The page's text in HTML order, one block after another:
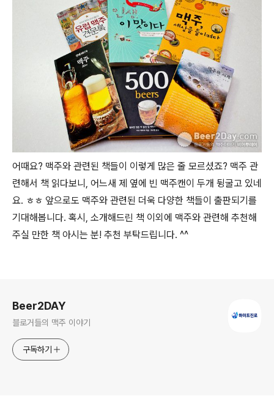
어때요? 맥주와 관련된 책들이 이렇게 많은 줄 모르셨죠? 맥주 관
련해서 책 읽다보니, 어느새 제 옆에 빈 맥주캔이 두개 뒹굴고 있네
요. ㅎㅎ 앞으로도 맥주와 관련된 더욱 다양한 책들이 출판되기를
기대해봅니다. 혹시, 소개해드린 책 이외에 맥주와 관련해 추천해
주실 만한 책 아시는 분! 추천 부탁드립니다. ^^
Beer2DAY
블로거들의 맥주 이야기
구독하기